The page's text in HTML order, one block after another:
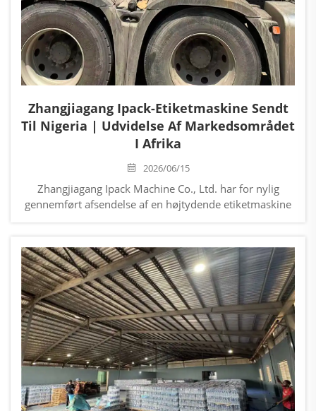
Zhangjiagang Ipack-Etiketmaskine Sendt
Til Nigeria | Udvidelse Af Markedsområdet
I Afrika
2026/06/15
Zhangjiagang Ipack Machine Co., Ltd. har for nylig
gennemført afsendelse af en højtydende etiketmaskine
det afrikanske marked og afspejler kund...